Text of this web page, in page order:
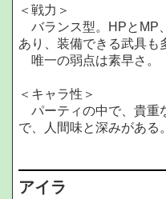
＜戦力＞
バランス型。HPとMP
あり、装備できる武具も
唯一の弱点は素早さ。
＜キャラ性＞
パーティの中で、貴重
で、人間味と深みがある。
アイラ